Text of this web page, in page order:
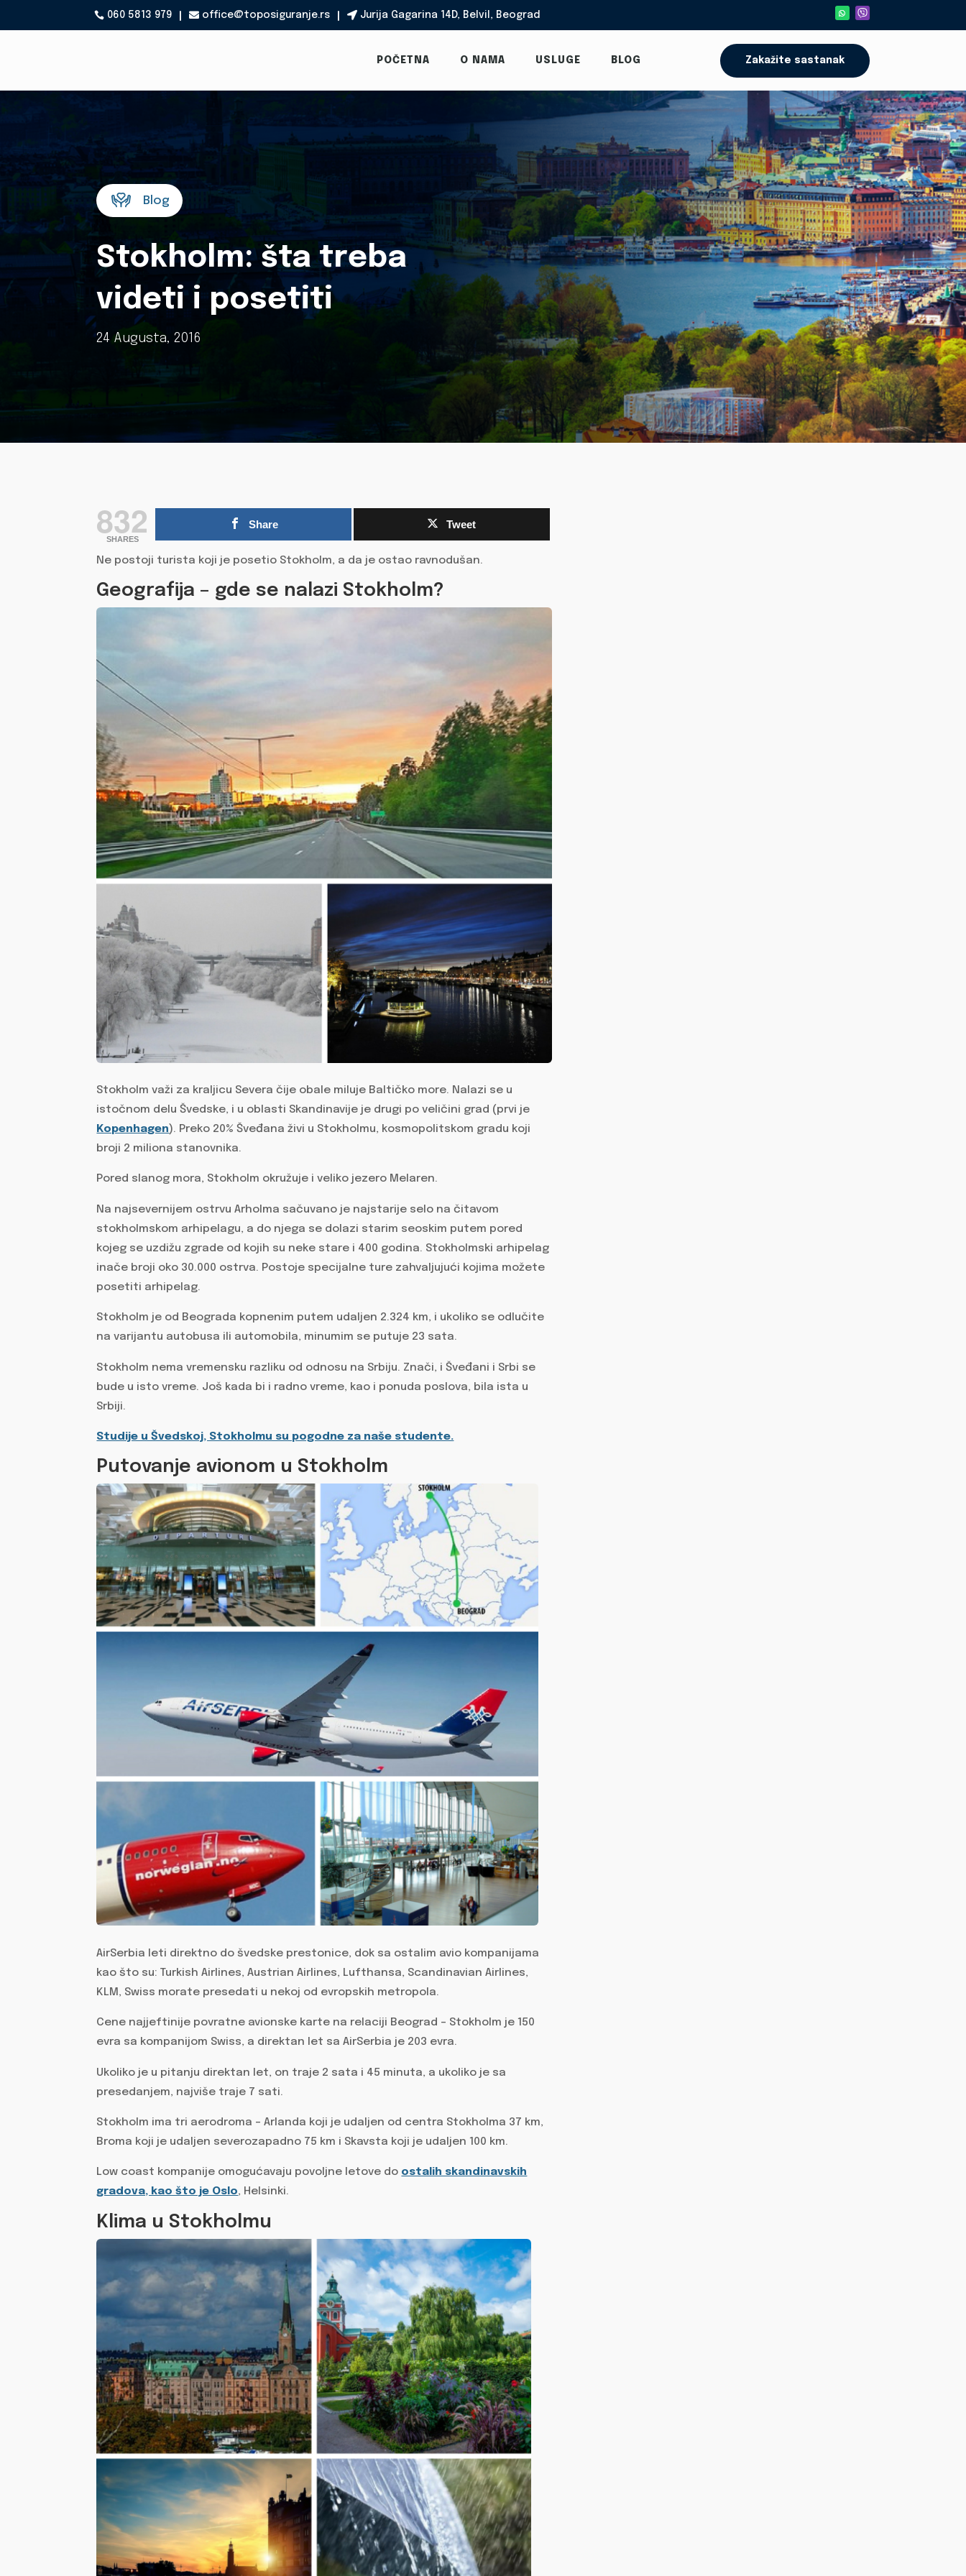
060 5813 979  office@toposiguranje.rs Jurija Gagarina 14D, Belvil, Beograd
POČETNA O NAMA USLUGE BLOG Zakažite sastanak
Blog
Stokholm: šta treba
videti i posetiti
24 Augusta, 2016
832
SHARES
Share Tweet
Ne postoji turista koji je posetio Stokholm, a da je ostao ravnodušan.
Geografija – gde se nalazi Stokholm?
Stokholm važi za kraljicu Severa čije obale miluje Baltičko more. Nalazi se u
istočnom delu Švedske, i u oblasti Skandinavije je drugi po veličini grad (prvi je
Kopenhagen). Preko 20% Šveđana živi u Stokholmu, kosmopolitskom gradu koji
broji 2 miliona stanovnika.
Pored slanog mora, Stokholm okružuje i veliko jezero Melaren.
Na najsevernijem ostrvu Arholma sačuvano je najstarije selo na čitavom
stokholmskom arhipelagu, a do njega se dolazi starim seoskim putem pored
kojeg se uzdižu zgrade od kojih su neke stare i 400 godina. Stokholmski arhipelag
inače broji oko 30.000 ostrva. Postoje specijalne ture zahvaljujući kojima možete
posetiti arhipelag.
Stokholm je od Beograda kopnenim putem udaljen 2.324 km, i ukoliko se odlučite
na varijantu autobusa ili automobila, minumim se putuje 23 sata.
Stokholm nema vremensku razliku od odnosu na Srbiju. Znači, i Šveđani i Srbi se
bude u isto vreme. Još kada bi i radno vreme, kao i ponuda poslova, bila ista u
Srbiji.
Studije u Švedskoj, Stokholmu su pogodne za naše studente.
Putovanje avionom u Stokholm
AirSerbia leti direktno do švedske prestonice, dok sa ostalim avio kompanijama
kao što su: Turkish Airlines, Austrian Airlines, Lufthansa, Scandinavian Airlines,
KLM, Swiss morate presedati u nekoj od evropskih metropola.
Cene najjeftinije povratne avionske karte na relaciji Beograd – Stokholm je 150
evra sa kompanijom Swiss, a direktan let sa AirSerbia je 203 evra.
Ukoliko je u pitanju direktan let, on traje 2 sata i 45 minuta, a ukoliko je sa
presedanjem, najviše traje 7 sati.
Stokholm ima tri aerodroma – Arlanda koji je udaljen od centra Stokholma 37 km,
Broma koji je udaljen severozapadno 75 km i Skavsta koji je udaljen 100 km.
Low coast kompanije omogućavaju povoljne letove do ostalih skandinavskih
gradova, kao što je Oslo, Helsinki.
Klima u Stokholmu